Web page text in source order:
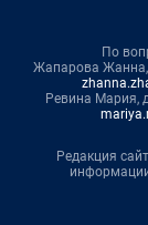
По
Жапарова Жанна,
Ревина Мария,
Редакция